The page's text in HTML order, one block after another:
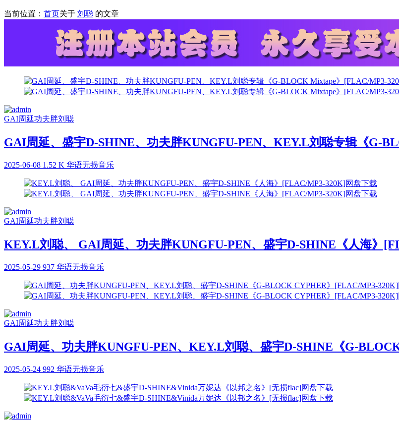
当前位置： 首页关于 刘聪 的文章
GAI周延功夫胖刘聪
GAI周延、盛宇D-SHINE、功夫胖KUNGFU-PEN、KEY.L刘聪专辑《G-
2025-06-08 1.52 K 华语无损音乐
GAI周延功夫胖刘聪
KEY.L刘聪、 GAI周延、功夫胖KUNGFU-PEN、盛宇D-SHINE《人海》
2025-05-29 937 华语无损音乐
GAI周延功夫胖刘聪
GAI周延、功夫胖KUNGFU-PEN、KEY.L刘聪、盛宇D-SHINE《G-
2025-05-24 992 华语无损音乐